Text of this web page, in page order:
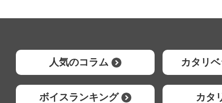
人気のコラム カタリ
ボイスランキング カタ